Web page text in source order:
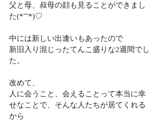
父と母、叔母の顔も見ることができまし
た(*˘˘*)♡
中には新しい出逢いもあったので
新旧入り混じったてんこ盛りな2週間でし
た。
改めて、
人に会うこと、会えることって本当に幸
せなことで、そんな人たちが居てくれる
から